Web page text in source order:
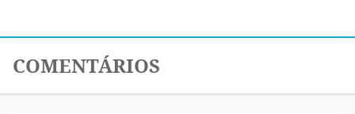
COMENTÁRIOS